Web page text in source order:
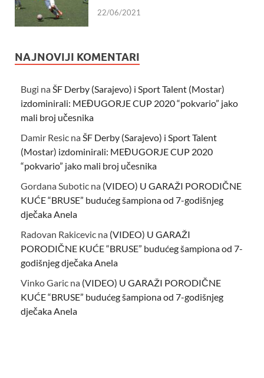
22/06/2021
NAJNOVIJI KOMENTARI
Bugi naŠF Derby (Sarajevo) i Sport Talent (Mostar)
izdominirali: MEĐUGORJE CUP 2020 “pokvario” jako
mali broj učesnika
Damir Resic naŠF Derby (Sarajevo) i Sport Talent
(Mostar) izdominirali: MEĐUGORJE CUP 2020
“pokvario” jako mali broj učesnika
Gordana Subotic na (VIDEO) U GARAŽI PORODIČNE
KUĆE “BRUSE” budućeg šampiona od 7-godišnjeg
dječaka Anela
Radovan Rakicevic na (VIDEO) U GARAŽI
PORODIČNE KUĆE “BRUSE” budućeg šampiona od 7-
godišnjeg dječaka Anela
Vinko Garic na (VIDEO) U GARAŽI PORODIČNE
KUĆE “BRUSE” budućeg šampiona od 7-godišnjeg
dječaka Anela